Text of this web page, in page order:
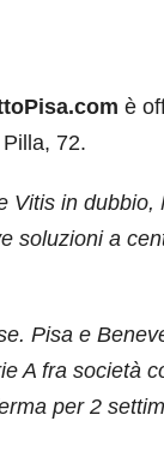
è
72.
Vitis in
soluzioni a
Pisa e
A fra società
per 2